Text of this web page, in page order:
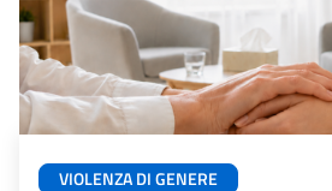
VIOLENZA DI GENERE